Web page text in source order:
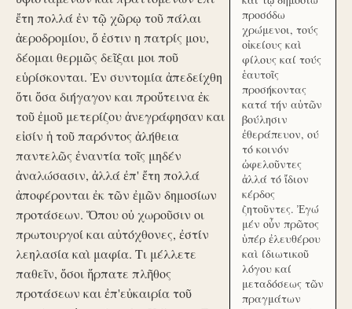
ἔτη πολλά ἐν τῷ χῶρῳ τοῦ πάλαι
ἀεροδρομίου, ὅ ἐστιν η πατρίς μου,
δέομαι θερμῶς δεῖξαι μοι ποῦ
εὑρίσκονται. Ἐν συντομία ἀπεδείχθη
ὅτι ὅσα διήγαγον και προὔτεινα ἐκ
τοῦ ἐμοῦ μετερίζου ἀνεγράφησαν και
εἰσίν ἡ τοῦ παρόντος ἀλήθεια
παντελῶς ἐναντία τοῖς μηδέν
ἀναλώσασιν, ἀλλά ἐπ' ἔτη πολλά
ἀποφέρονται ἐκ τῶν ἐμῶν δημοσίων
προτάσεων. Ὅπου οὐ χωροῦσιν οι
πρωτουργοί και αὐτόχθονες, ἐστίν
λεηλασία καὶ μαφία. Τι μέλλετε
παθεῖν, ὅσοι ἥρπατε πλῆθος
προτάσεων και ἐπ'εὐκαιρία τοῦ
προσόδω
χρώμενοι, τούς
οἰκείους καὶ
φίλους καί τούς
ἑαυτοῖς
προσήκοντας
κατά τήν αὑτῶν
βούλησιν
ἐθεράπευον, ού
τό κοινόν
ὠφελοῦντες
ἀλλά τό ἴδιον
κέρδος
ζητοῦντες. Ἐγώ
μέν οὖν πρῶτος
ὑπέρ ἐλευθέρου
καὶ ίδιωτικοῦ
λόγου καί
μεταδόσεως τῶν
πραγμάτων